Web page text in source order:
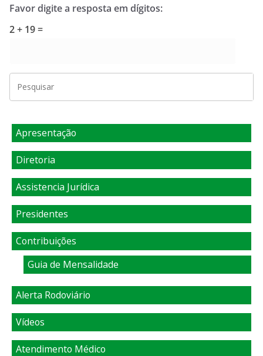
Favor digite a resposta em dígitos:
2 + 19 =
Apresentação
Diretoria
Assistencia Jurídica
Presidentes
Contribuições
Guia de Mensalidade
Alerta Rodoviário
Vídeos
Atendimento Médico